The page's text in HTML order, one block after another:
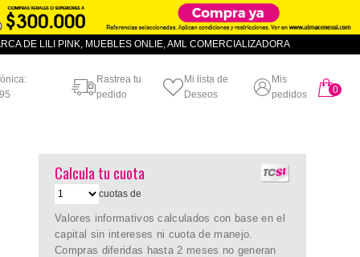
DE LILI PINK, MUEBLES ONLIE, AML COMERCIALIZADORA
Rastrea tu
pedido
Mi lista de
Deseos
Mis
pedidos
0
Calcula tu cuota
cuotas de
Valores informativos calculados con base en el
capital sin intereses ni cuota de manejo.
Compras diferidas hasta 2 meses no generan